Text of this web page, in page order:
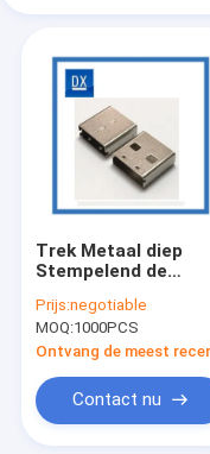
Trek Metaal diep
Stempelend de
van de
Telefoonschakelaar
Prijs:negotiable
MOQ:1000PCS
Contact nu